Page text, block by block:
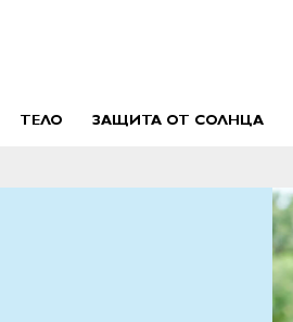
ТЕЛО ЗАЩИТА ОТ СОЛНЦА